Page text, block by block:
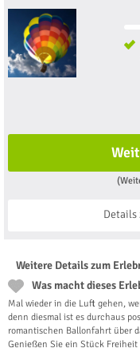
Details
Weitere Details zum
Was macht dieses
Mal wieder in die Luft gehen,
denn diesmal ist es durchaus
romantischen Ballonfahrt über
Genießen Sie ein Stück